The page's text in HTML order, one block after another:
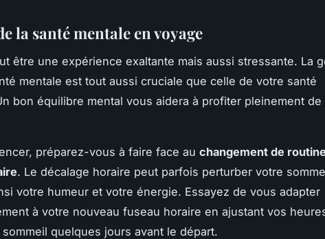
la santé mentale en voyage
être une expérience exaltante mais aussi stressante. La
mentale est tout aussi cruciale que celle de votre santé
bon équilibre mental vous aidera à profiter pleinement de
préparez-vous à faire face au changement de
. Le décalage horaire peut parfois perturber votre
votre humeur et votre énergie. Essayez de vous adapter
à votre nouveau fuseau horaire en ajustant vos
quelques jours avant le départ.